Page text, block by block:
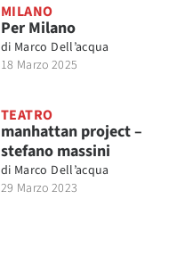
MILANO
Per Milano
di Marco Dell’acqua
18 Marzo 2025
TEATRO
manhattan project –
stefano massini
di Marco Dell’acqua
29 Marzo 2023